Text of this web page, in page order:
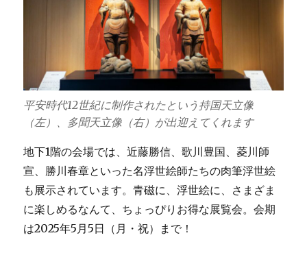
平安時代12世紀に制作されたという持国天立像
（左）、多聞天立像（右）が出迎えてくれます
地下1階の会場では、近藤勝信、歌川豊国、菱川師
宣、勝川春章といった名浮世絵師たちの肉筆浮世絵
も展示されています。青磁に、浮世絵に、さまざま
に楽しめるなんて、ちょっぴりお得な展覧会。会期
は2025年5月5日（月・祝）まで！